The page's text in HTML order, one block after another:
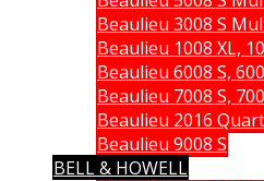
Beaulieu 3008 S
Beaulieu 1008 XL,
Beaulieu 6008 S,
Beaulieu 7008 S,
Beaulieu 2016
Beaulieu 9008 S
BELL & HOWELL